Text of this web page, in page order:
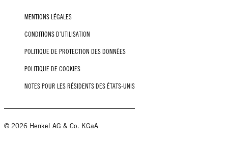
MENTIONS LÉGALES
CONDITIONS D’UTILISATION
POLITIQUE DE PROTECTION DES DONNÉES
POLITIQUE DE COOKIES
NOTES POUR LES RÉSIDENTS DES ÉTATS-UNIS
© 2026 Henkel AG & Co. KGaA